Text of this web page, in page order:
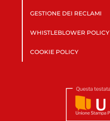
GESTIONE DEI RECLAMI
WHISTLEBLOWER POLICY
COOKIE POLICY